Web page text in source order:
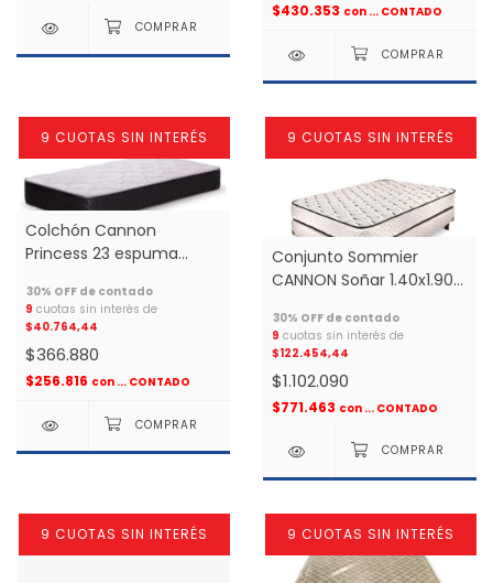
$430.353 con ... CONTADO
9 CUOTAS SIN INTERÉS
Colchón Cannon
Princess 23 espuma
9 cuotas sin interés de
$40.764,44
$366.880
$256.816 con ... CONTADO
9 CUOTAS SIN INTERÉS
Conjunto Sommier
CANNON Soñar 1.40x1.90
9 cuotas sin interés de
$122.454,44
$1.102.090
$771.463 con ... CONTADO
9 CUOTAS SIN INTERÉS 9 CUOTAS SIN INTERÉS